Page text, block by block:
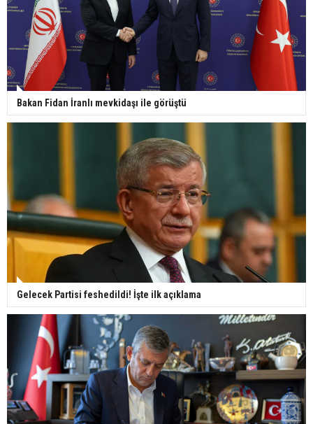
Bakan Fidan İranlı mevkidaşı ile görüştü
Gelecek Partisi feshedildi! İşte ilk açıklama